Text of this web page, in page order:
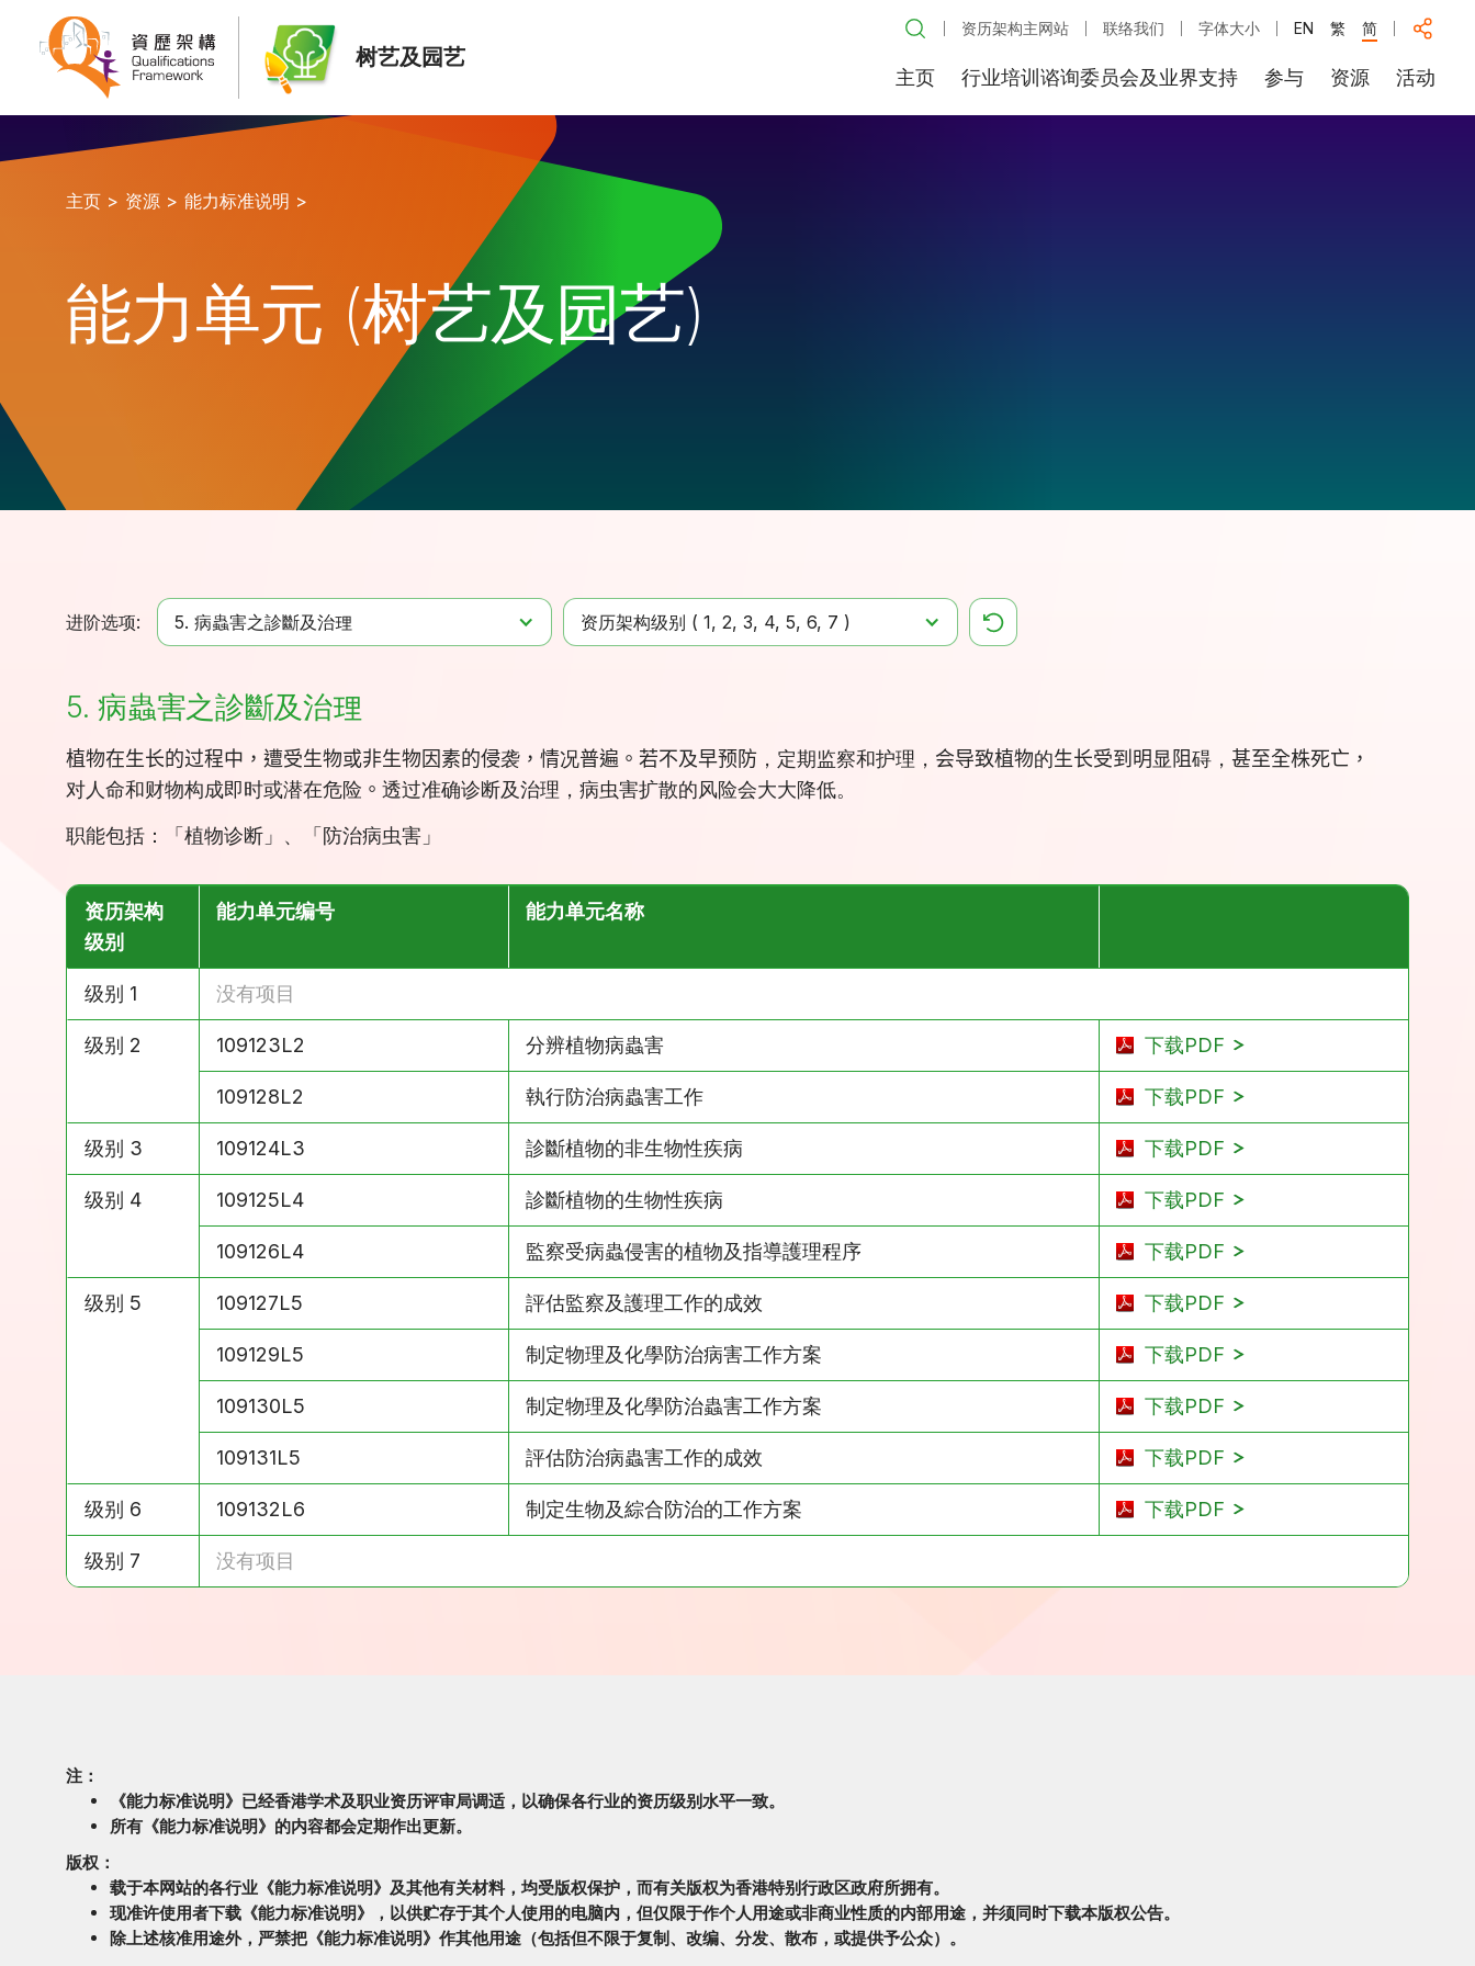
树艺及园艺
资历架构主网站 联络我们 字体大小 EN 繁 简
主页 行业培训谘询委员会及业界支持 参与 资源 活动
主页 > 资源 > 能力标准说明 >
能力单元 (树艺及园艺)
进阶选项: 5. 病蟲害之診斷及治理 资历架构级别 ( 1 2 3 4 5 6 7 )
5. 病蟲害之診斷及治理
植物在生长的过程中，遭受生物或非生物因素的侵袭 ，情况普遍。若不及早预防 ，定期监察和护理 ， 会导致植物的生长受到明显 阻碍， 甚至全株死亡，
对人命和财物构成即时或潜在危险 。 透过准确诊断及治理，病虫害扩散的风险会大大降低。
职能包括：「 植物诊断 」、「 防治病虫害 」
资历架构
级别
能力单元编号 能力单元名称
级别 1 没有项目
级别 2 109123L2 分辨植物病蟲害 下载PDF
109128L2 執行防治病蟲害工作 下载PDF
级别 3 109124L3 診斷植物的非生物性疾病 下载PDF
级别 4 109125L4 診斷植物的生物性疾病 下载PDF
109126L4 監察受病蟲侵害的植物及指導護理程序 下载PDF
级别 5 109127L5 評估監察及護理工作的成效 下载PDF
109129L5 制定物理及化學防治病害工作方案 下载PDF
109130L5 制定物理及化學防治蟲害工作方案 下载PDF
109131L5 評估防治病蟲害工作的成效 下载PDF
级别 6 109132L6 制定生物及綜合防治的工作方案 下载PDF
级别 7 没有项目
注：
《能力标准说明》已经香港学术及职业资历评审局调适，以确保各行业的资历级别水平一致。
所有《能力标准说明》的内容都会定期作出更新。
版权：
载于本网站的各行业《能力标准说明》及其他有关材料，均受版权保护，而有关版权为香港特别行政区政府所拥有。
现准许使用者下载《能力标准说明》，以供贮存于其个人使用的电脑内，但仅限于作个人用途或非商业性质的内部用途，并须同时下载本版权公告。
除上述核准用途外，严禁把《能力标准说明》作其他用途（包括但不限于复制、改编、分发、散布，或提供予公众）。